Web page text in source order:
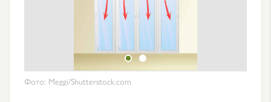
Фото: Meggi/Shutterstock.com